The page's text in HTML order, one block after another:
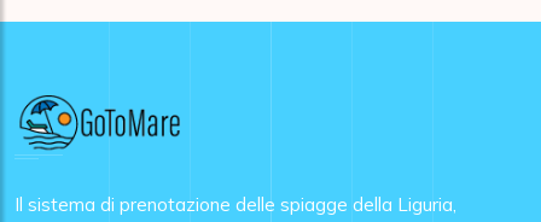
Il sistema di prenotazione delle spiagge della Liguria,